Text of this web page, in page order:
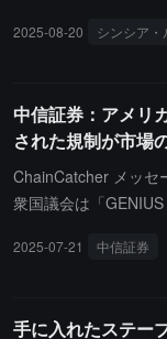
が、年末までに暗号
感謝祭の前に実現で
標です。」以前、ル
して上院銀行委員会
な暗号市場構造法案
タル資産市場の明確
「非常に混乱してい
2025-08-20 シンシア・
中信証券：アメリ
された規制が市場
ChainCatcher メッセ
衆国議会は「
の進展過程を見ると
ムワークにおいて優
2025-07-21 中信証券
手に入れたステー